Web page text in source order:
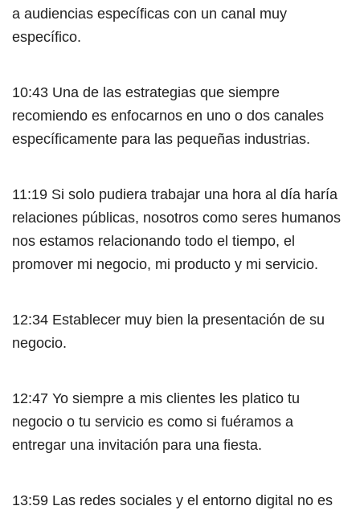
a audiencias específicas con un canal muy
específico.
10:43 Una de las estrategias que siempre
recomiendo es enfocarnos en uno o dos canales
específicamente para las pequeñas industrias.
11:19 Si solo pudiera trabajar una hora al día haría
relaciones públicas, nosotros como seres humanos
nos estamos relacionando todo el tiempo, el
promover mi negocio, mi producto y mi servicio.
12:34 Establecer muy bien la presentación de su
negocio.
12:47 Yo siempre a mis clientes les platico tu
negocio o tu servicio es como si fuéramos a
entregar una invitación para una fiesta.
13:59 Las redes sociales y el entorno digital no es